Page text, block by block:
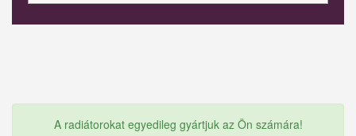
A radiátorokat egyedileg gyártjuk az Ön számára!